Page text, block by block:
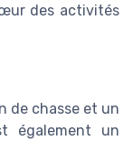
des activités
de chasse et un
également un